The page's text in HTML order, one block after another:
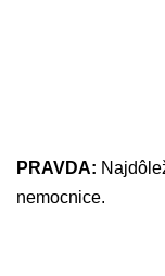
PRAVDA:
nemocnice.